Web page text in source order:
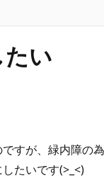
い
すが、緑内障
たいです(>_<)